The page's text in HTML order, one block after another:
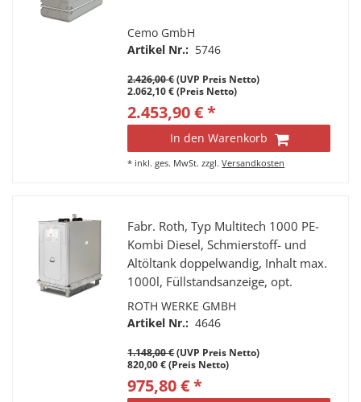
Cemo GmbH
Artikel Nr.: 5746
2.426,00 €(UVP Preis Netto)
2.062,10 € (Preis Netto)
2.453,90 € *
In den Warenkorb
* inkl. ges. MwSt. zzgl.Versandkosten
Fabr. Roth, Typ Multitech 1000 PE-
Kombi Diesel, Schmierstoff- und
Altöltank doppelwandig, Inhalt max.
1000l, Füllstandsanzeige, opt.
Leckanzeige, Stahlrohr-Fußgestell, 4
Tragegriffe, 4 Stutzen a 2” IG
und Dibt Lagerrecht
ROTH WERKE GMBH
Artikel Nr.: 4646
1.148,00 €(UVP Preis Netto)
820,00 € (Preis Netto)
975,80 € *